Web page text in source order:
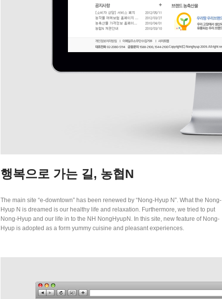
행복으로 가는 길, 농협N
The main site “e-downtown” has been renewed by “Nong-Hyup N”. What the Nong-
Hyup N is dreamed is our healthy life and relaxation. Furthermore, we tried to put
Nong-Hyup and our life in to the NH NongHyupN. In this site, new feature of Nong-
Hyup is adopted as a form yummy cuisine and pleasant experiences.